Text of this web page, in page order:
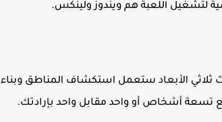
ثلاثي الأبعاد ستعمل استكشاف المناطق وبناء
مع تسعة أشخاص أو واحد مقابل واحد بإرادتك.